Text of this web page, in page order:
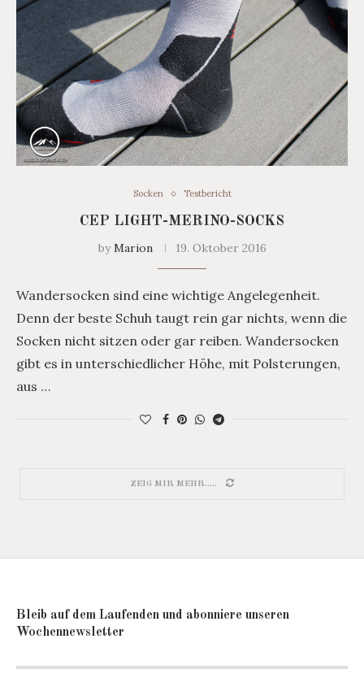
Socken Testbericht
CEP LIGHT-MERINO-SOCKS
byMarion 19. Oktober 2016
Wandersocken sind eine wichtige Angelegenheit.
Denn der beste Schuh taugt rein gar nichts, wenn die
Socken nicht sitzen oder gar reiben. Wandersocken
gibt es in unterschiedlicher Höhe, mit Polsterungen,
aus …
ZEIG MIR MEHR.....
Bleib auf dem Laufenden und abonniere unseren
Wochennewsletter